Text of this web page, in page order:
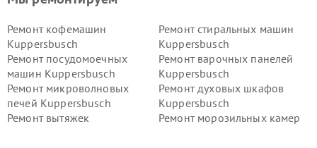
Ремонт кофемашин
Kuppersbusch
Ремонт стиральных машин
Kuppersbusch
Ремонт посудомоечных
машин Kuppersbusch
Ремонт варочных панелей
Kuppersbusch
Ремонт микроволновых
печей Kuppersbusch
Ремонт духовых шкафов
Kuppersbusch
Ремонт вытяжек
Ремонт морозильных камер